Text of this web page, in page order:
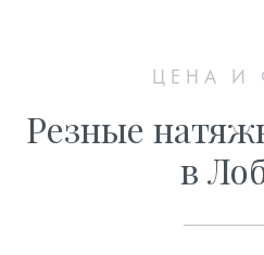
ЦЕНА И
Резные
в